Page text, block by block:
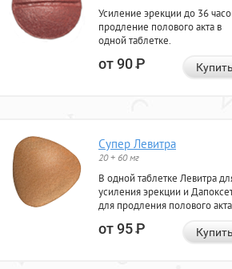
Усиление эрекции до 36
продление полового акта в
одной таблетке.
от 90Р Купить
Супер Левитра
20 + 60 мг
В одной таблетке Левитра
усиления эрекции и
для продления полового
от 95Р Купить